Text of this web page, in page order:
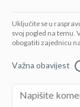
Uključite se u
svoj pogled na temu.
obogatiti zajednicu
Važna obavijest